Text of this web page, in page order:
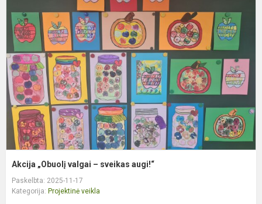
Akcija „Obuolį valgai – sveikas augi!“
Paskelbta: 2025-11-17
Kategorija: Projektinė veikla